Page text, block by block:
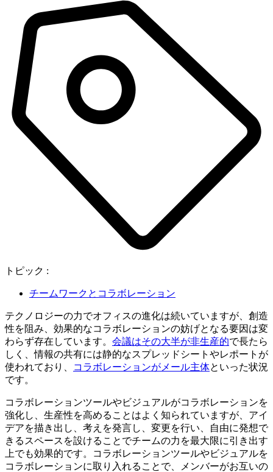
トピック :
チームワークとコラボレーション
テクノロジーの力でオフィスの進化は続いていますが、創造
性を阻み、効果的なコラボレーションの妨げとなる要因は変
わらず存在しています。 会議はその大半が非生産的で長たら
しく、情報の共有には静的なスプレッドシートやレポートが
使われており、
コラボレーションがメール主体といった状況
です。
コラボレーションツールやビジュアルがコラボレーションを
強化し、生産性を高めることはよく知られていますが、アイ
デアを描き出し、考えを発言し、変更を行い、自由に発想で
きるスペースを設けることでチームの力を最大限に引き出す
上でも効果的です。コラボレーションツールやビジュアルを
コラボレーションに取り入れることで、メンバーがお互いの